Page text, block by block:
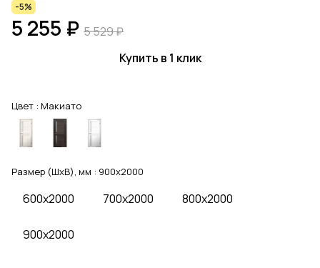
-5%
5 255 ₽ 5 529 ₽
Купить в 1 клик
Цвет : Макиато
Размер (ШхВ), мм : 900x2000
600x2000 700x2000 800x2000
900x2000